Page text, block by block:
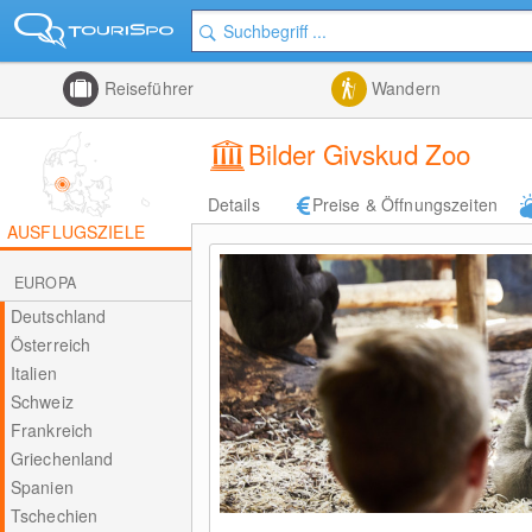
Reiseführer Wandern
Bilder Givskud Zoo
Details Preise & Öffnungszeiten
AUSFLUGSZIELE
EUROPA
Deutschland
Österreich
Italien
Schweiz
Frankreich
Griechenland
Spanien
Tschechien